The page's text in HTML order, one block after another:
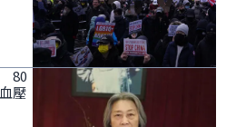
80
壓